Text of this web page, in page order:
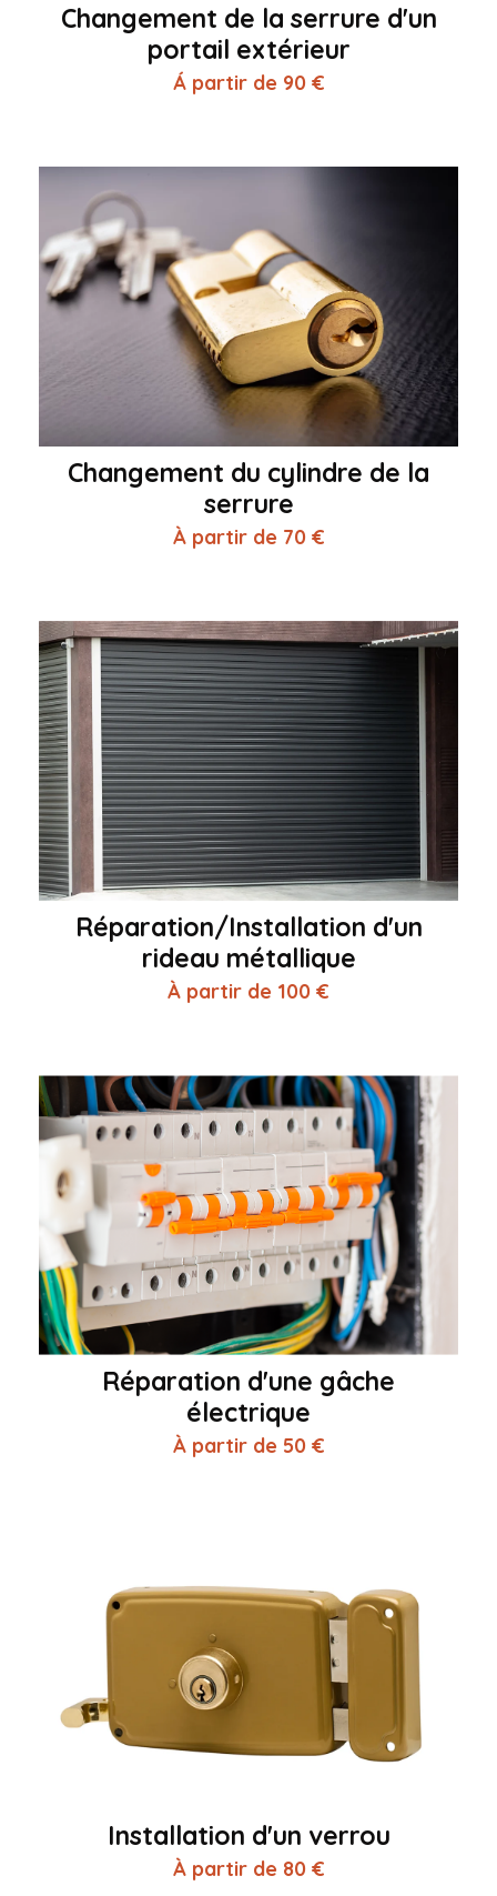
Changement de la serrure d'un
portail extérieur
Á partir de 90 €
Changement du cylindre de la
serrure
À partir de 70 €
Réparation/Installation d'un
rideau métallique
À partir de 100 €
Réparation d'une gâche
électrique
À partir de 50 €
Installation d'un verrou
À partir de 80 €